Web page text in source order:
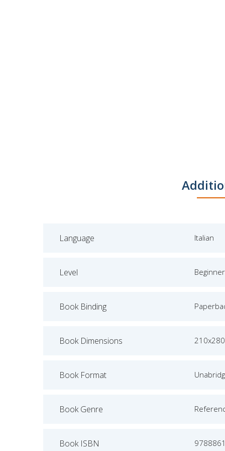
Language Italian
Level Beginner
Book Binding
Book Dimensions 210x280
Book Format
Book Genre
Book ISBN